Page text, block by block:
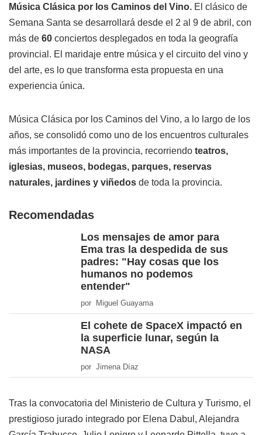
Música Clásica por los Caminos del Vino. El clásico de
Semana Santa se desarrollará desde el 2 al 9 de abril, con
más de 60 conciertos desplegados en toda la geografía
provincial. El maridaje entre música y el circuito del vino y
del arte, es lo que transforma esta propuesta en una
experiencia única.
Música Clásica por los Caminos del Vino, a lo largo de los
años, se consolidó como uno de los encuentros culturales
más importantes de la provincia, recorriendo teatros,
iglesias, museos, bodegas, parques, reservas
naturales, jardines y viñedos de toda la provincia.
Recomendadas
Los mensajes de amor para
Ema tras la despedida de sus
padres: "Hay cosas que los
humanos no podemos
entender"
por Miguel Guayama
El cohete de SpaceX impactó en
la superficie lunar, según la
NASA
por Jimena Díaz
Tras la convocatoria del Ministerio de Cultura y Turismo, el
prestigioso jurado integrado por Elena Dabul, Alejandra